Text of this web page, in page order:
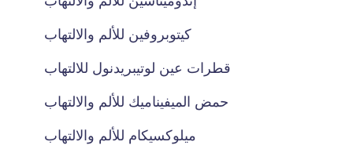
كيتوبروفين للألم والالتهاب
قطرات عين لوتيبريدنول للالتهاب
حمض الميفيناميك للألم والالتهاب
ميلوكسيكام للألم والالتهاب